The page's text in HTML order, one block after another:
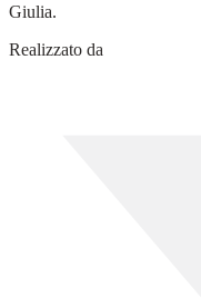
Giulia.
Realizzato da